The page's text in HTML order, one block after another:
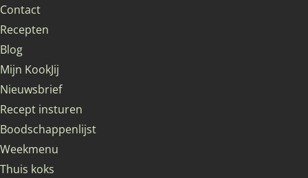
Contact
Recepten
Blog
Mijn KookJij
Nieuwsbrief
Recept insturen
Boodschappenlijst
Weekmenu
Thuis koks